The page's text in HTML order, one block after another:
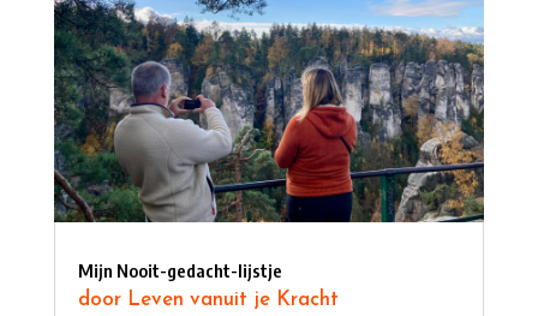
Mijn Nooit-gedacht-lijstje
door Leven vanuit je Kracht